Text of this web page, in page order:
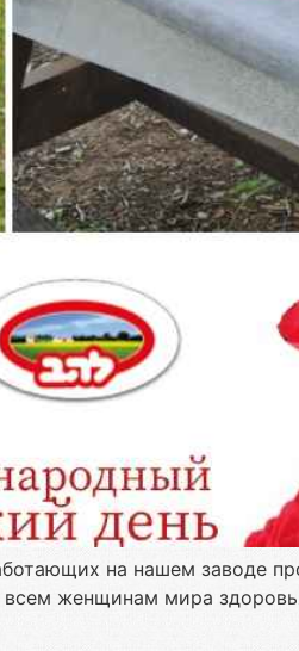
на нашем заводе
женщинам мира